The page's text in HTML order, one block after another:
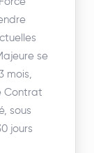
se
mois,
Contrat
sous
jours